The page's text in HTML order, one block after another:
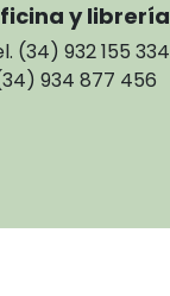
y librería
(34) 932 155 334
934 877 456